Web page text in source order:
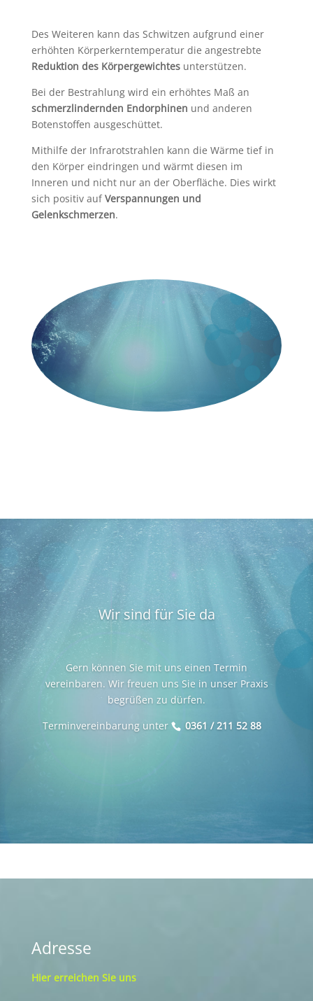
Des Weiteren kann das Schwitzen aufgrund einer
erhöhten Körperkerntemperatur die angestrebte
Reduktion des Körpergewichtesunterstützen.
Bei der Bestrahlung wird ein erhöhtes Maß an
schmerzlindernden Endorphinen und anderen
Botenstoffen ausgeschüttet.
Mithilfe der Infrarotstrahlen kann die Wärme tief in
den Körper eindringen und wärmt diesen im
Inneren und nicht nur an der Oberfläche. Dies wirkt
sich positiv aufVerspannungen und
Gelenkschmerzen.
Wir sind für Sie da
Gern können Sie mit uns einen Termin
vereinbaren. Wir freuen uns Sie in unser Praxis
begrüßen zu dürfen.
Terminvereinbarung unter
0361 / 211 52 88
Adresse
Hier erreichen Sie uns